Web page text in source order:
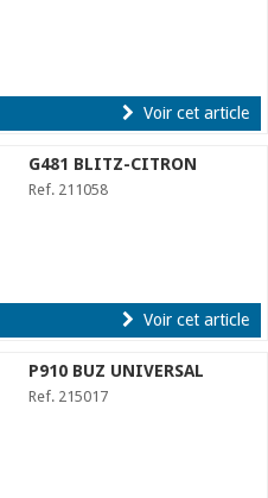
Voir cet article
G481 BLITZ-CITRON
Ref. 211058
Voir cet article
P910 BUZ UNIVERSAL
Ref. 215017